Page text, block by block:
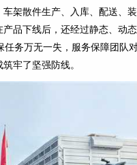
架散件生产、入库、配送、
品下线后，还经过静态、动
任务万无一失，服务保障团队
牢了坚强防线。